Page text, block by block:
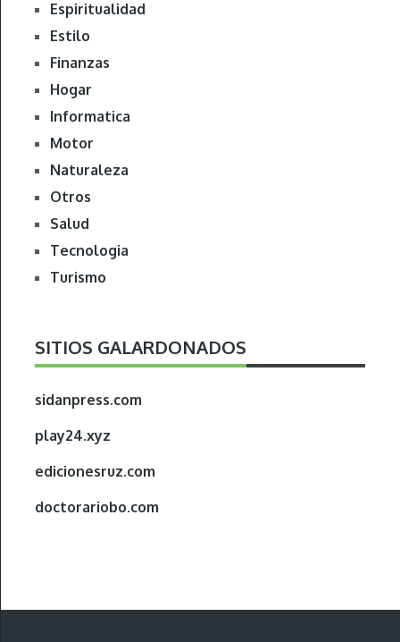
Espiritualidad
Estilo
Finanzas
Hogar
Informatica
Motor
Naturaleza
Otros
Salud
Tecnologia
Turismo
SITIOS GALARDONADOS
sidanpress.com
play24.xyz
edicionesruz.com
doctorariobo.com